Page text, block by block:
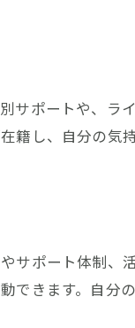
サポートや、ラ
籍し、自分の気
サポート体制、
できます。自分